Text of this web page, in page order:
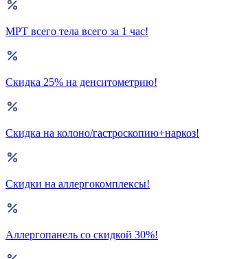
МРТ всего тела всего за 1 час!
Скидка 25% на денситометрию!
Скидка на колоно/гастроскопию+наркоз!
Скидки на аллергокомплексы!
Аллергопанель со скидкой 30%!